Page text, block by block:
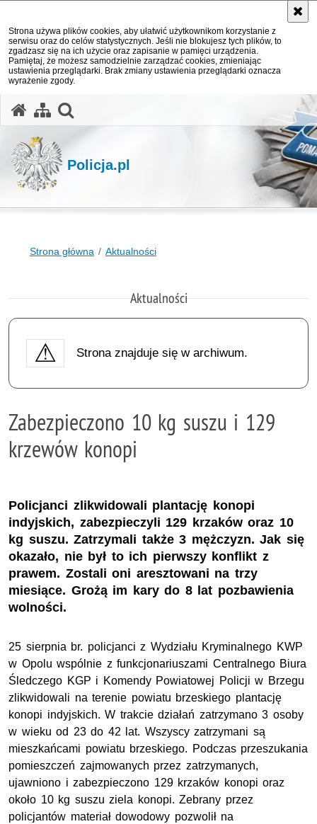
Strona używa plików cookies, aby ułatwić użytkownikom korzystanie z
serwisu oraz do celów statystycznych. Jeśli nie blokujesz tych plików, to
zgadzasz się na ich użycie oraz zapisanie w pamięci urządzenia.
Pamiętaj, że możesz samodzielnie zarządzać cookies, zmieniając
ustawienia przeglądarki. Brak zmiany ustawienia przeglądarki oznacza
wyrażenie zgody.
Policja.pl
Strona główna Aktualności
Aktualności
Strona znajduje się w archiwum.
Zabezpieczono 10 kg suszu i 129
krzewów konopi
Policjanci zlikwidowali plantację konopi
indyjskich, zabezpieczyli 129 krzaków oraz 10
kg suszu. Zatrzymali także 3 mężczyzn. Jak się
okazało, nie był to ich pierwszy konflikt z
prawem. Zostali oni aresztowani na trzy
miesiące. Grożą im kary do 8 lat pozbawienia
wolności.
25 sierpnia br. policjanci z Wydziału Kryminalnego KWP
w Opolu wspólnie z funkcjonariuszami Centralnego Biura
Śledczego KGP i Komendy Powiatowej Policji w Brzegu
zlikwidowali na terenie powiatu brzeskiego plantację
konopi indyjskich. W trakcie działań zatrzymano 3 osoby
w wieku od 23 do 42 lat. Wszyscy zatrzymani są
mieszkańcami powiatu brzeskiego. Podczas przeszukania
pomieszczeń zajmowanych przez zatrzymanych,
ujawniono i zabezpieczono 129 krzaków konopi oraz
około 10 kg suszu ziela konopi. Zebrany przez
policjantów materiał dowodowy pozwolił na